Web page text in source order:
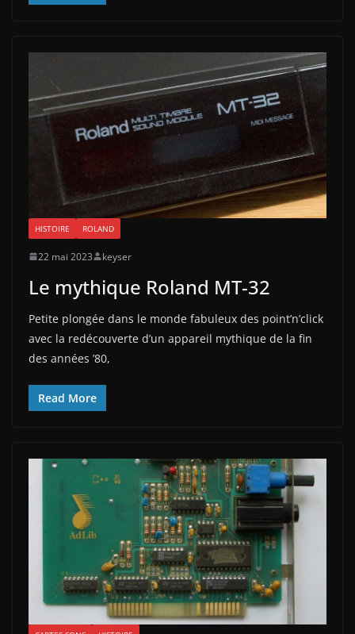
HISTOIRE ROLAND
22 mai 2023 keyser
Le mythique Roland MT-32
Petite plongée dans le monde fabuleux des point’n’click
avec la redécouverte d’un appareil mythique de la fin
des années ’80,
Read More